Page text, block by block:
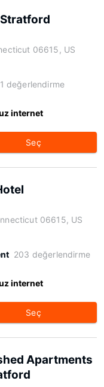
06615, US
değerlendirme
internet
Seç
06615, US
203 değerlendirme
internet
Seç
Apartments